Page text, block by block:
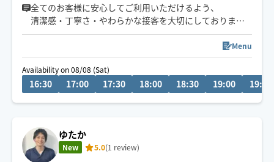
全てのお客様に安心してご利用いただけるよう、
清潔感・丁寧さ・やわらかな接客を大切にしております
🌙
予約枠×の場合でも、
事前に↗︎のチャット💬いただけますと
対応可能な場合がございます😊
Menu
Availability on 08/08 (Sat)
16:30 17:00 17:30 18:00 18:30 19:00 19:30
ゆたか
New 5.0(1 review)